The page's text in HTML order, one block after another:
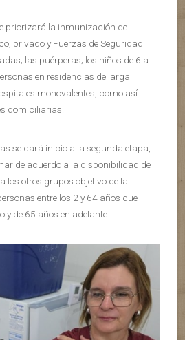
priorizará la inmunización de
privado y Fuerzas de Seguridad
las puérperas; los niños de 6 a
en residencias de larga
monovalentes, como así
domiciliarias.
se dará inicio a la segunda etapa,
de acuerdo a la disponibilidad de
los otros grupos objetivo de la
entre los 2 y 64 años que
y de 65 años en adelante.